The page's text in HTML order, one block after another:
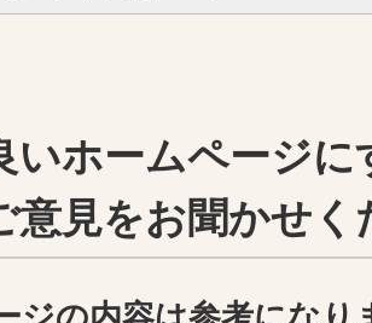
いホームページ
意見をお聞かせく